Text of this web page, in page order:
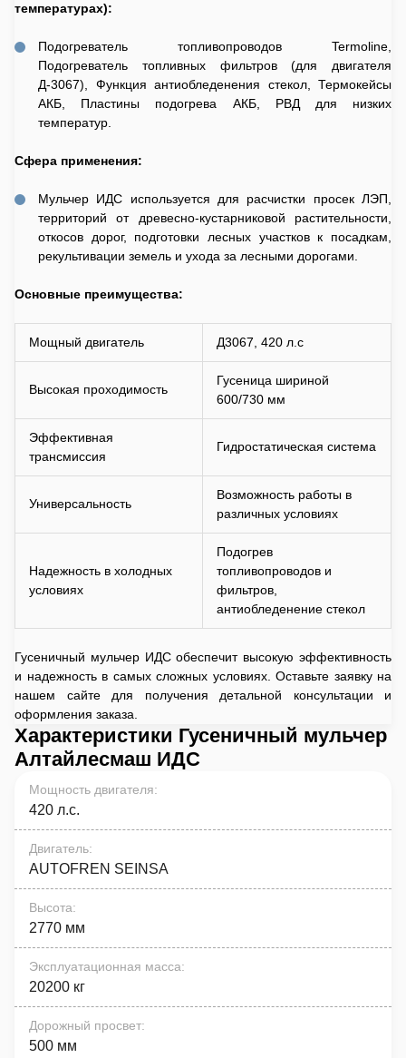
температурах):
Подогреватель топливопроводов Termoline,
Подогреватель топливных фильтров (для двигателя
Д-3067), Функция антиобледенения стекол, Термокейсы
АКБ, Пластины подогрева АКБ, РВД для низких
температур.
Сфера применения:
Мульчер ИДС используется для расчистки просек ЛЭП,
территорий от древесно-кустарниковой растительности,
откосов дорог, подготовки лесных участков к посадкам,
рекультивации земель и ухода за лесными дорогами.
Основные преимущества:
Мощный двигатель Д3067, 420 л.с
Высокая проходимость
Гусеница шириной
600/730 мм
Эффективная
трансмиссия
Гидростатическая система
Универсальность
Возможность работы в
различных условиях
Надежность в холодных
условиях
Подогрев
топливопроводов и
фильтров,
антиобледенение стекол
Гусеничный мульчер ИДС обеспечит высокую эффективность
и надежность в самых сложных условиях. Оставьте заявку на
нашем сайте для получения детальной консультации и
оформления заказа.
Характеристики Гусеничный мульчер
Алтайлесмаш ИДС
Мощность двигателя:
420 л.с.
Двигатель:
AUTOFREN SEINSA
Высота:
2770 мм
Эксплуатационная масса:
20200 кг
Дорожный просвет:
500 мм